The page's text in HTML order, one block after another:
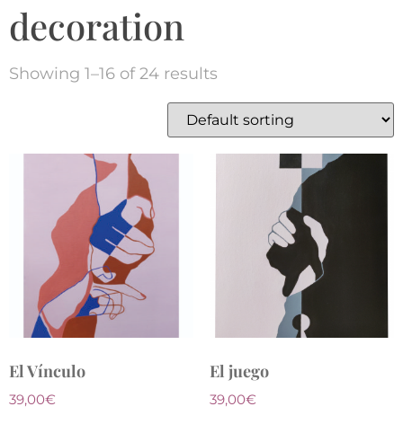
decoration
Showing 1–16 of 24 results
El Vínculo
39,00€
El juego
39,00€